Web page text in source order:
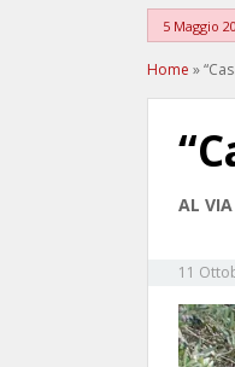
5 Maggio
Home »
AL
11